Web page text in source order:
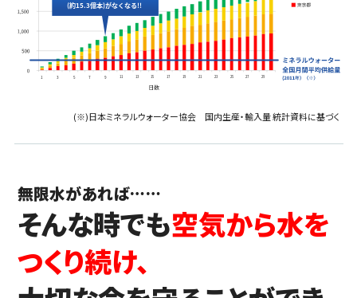
(※)日本ミネラルウォーター協会 国内生産・輸入量 統計資料に基づく
無限水があれば……
そんな時でも空気から水を
つくり続け、